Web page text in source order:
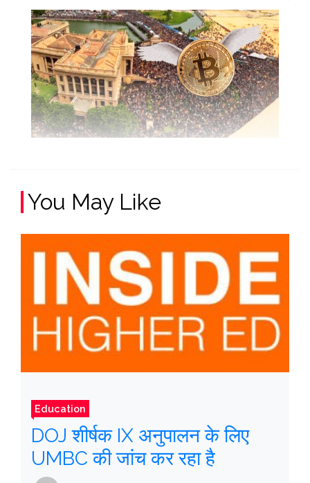
You May Like
Education
DOJ शीर्षक IX अनुपालन के लिए
UMBC की जांच कर रहा है